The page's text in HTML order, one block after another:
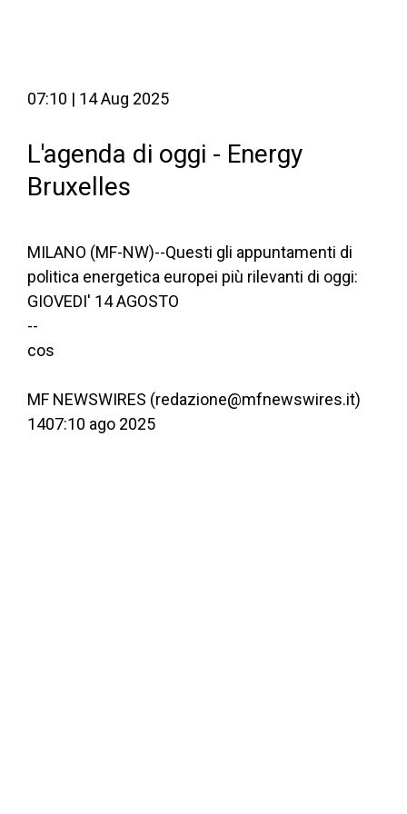
07:10 | 14 Aug 2025
L'agenda di oggi - Energy
Bruxelles
MILANO (MF-NW)--Questi gli appuntamenti di
politica energetica europei più rilevanti di oggi:
GIOVEDI' 14 AGOSTO
--
cos
MF NEWSWIRES (redazione@mfnewswires.it)
1407:10 ago 2025